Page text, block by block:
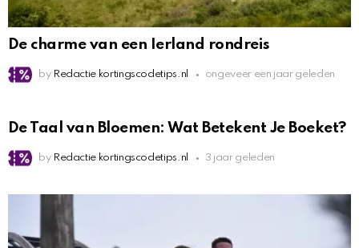
De charme van een Ierland rondreis
by Redactie kortingscodetips.nl ongeveer een jaar geleden
De Taal van Bloemen: Wat Betekent Je Boeket?
by Redactie kortingscodetips.nl 3 jaar geleden